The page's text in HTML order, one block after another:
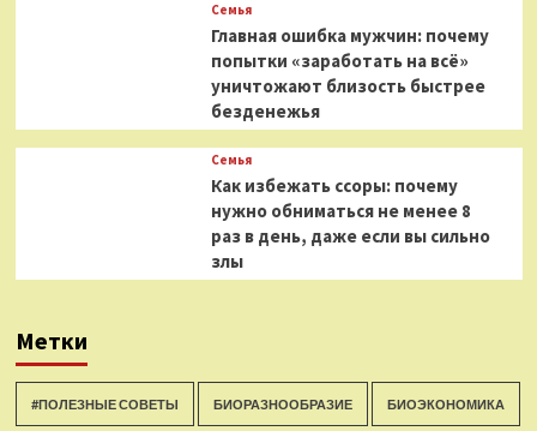
Семья
Главная ошибка мужчин: почему
попытки «заработать на всё»
уничтожают близость быстрее
безденежья
Семья
Как избежать ссоры: почему
нужно обниматься не менее 8
раз в день, даже если вы сильно
злы
Метки
#ПОЛЕЗНЫЕ СОВЕТЫ БИОРАЗНООБРАЗИЕ БИОЭКОНОМИКА